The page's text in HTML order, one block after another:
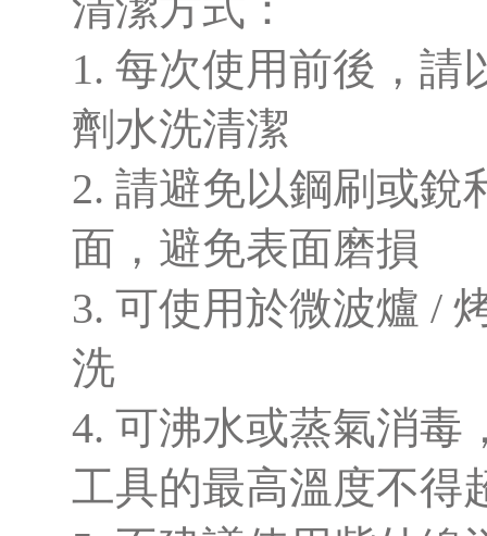
1. 每次使用前後，請
劑水洗清潔
2. 請避免以鋼刷或銳
面，避免表面磨損
3. 可使用於微波爐 /
洗
4. 可沸水或蒸氣消毒
工具的最高溫度不得